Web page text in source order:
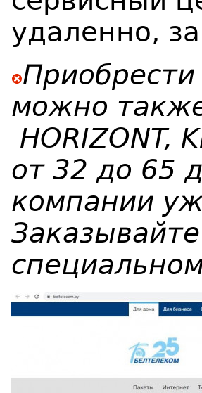
удаленно,
можно
HORIZONT,
от 32 до 65
компании